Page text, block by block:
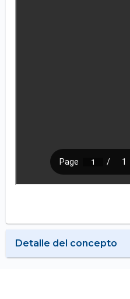
Detalle del concepto